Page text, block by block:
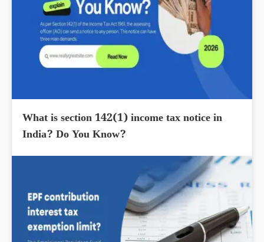
What is section 142(1) income tax notice in
India? Do You Know?